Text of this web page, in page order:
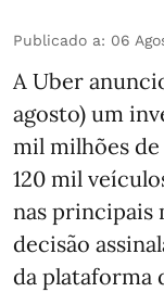
Publicado a: 06
A Uber
agosto) um
mil milhões
120 mil
nas principais
decisão
da plataforma